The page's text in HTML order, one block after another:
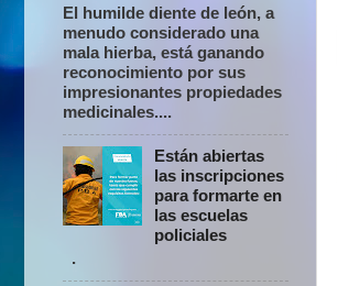
El humilde diente de león, a
menudo considerado una
mala hierba, está ganando
reconocimiento por sus
impresionantes propiedades
medicinales....
Están abiertas
las inscripciones
para formarte en
las escuelas
policiales
.